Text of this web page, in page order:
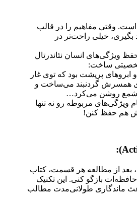
وقتی مفاهیم را در قالب
بگیری، خیلی راحت‌تر در
ویژگی‌های انسان نئاندرتال
ساخت:
و ابروهای پرپشت بود که توی غار
همسرش گردنبند می‌ساخت و
شمع روشن می‌کرد…
ویژگی‌های مربوطه رو نه تنها
هم حفظ کنن!
:
بعد از مطالعه هر قسمت، کتاب
بازگو کنی. این تکنیک
ماندگاری طولانی‌مدت مطالب